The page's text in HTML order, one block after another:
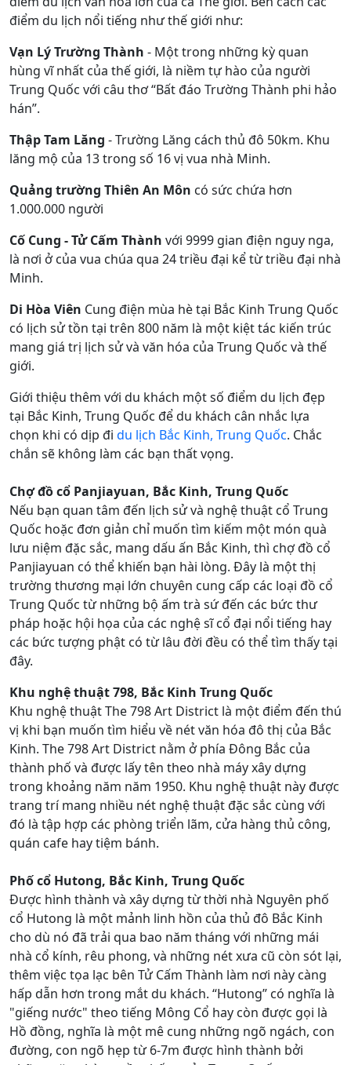
điểm du lịch nổi tiếng như thế giới như:
Vạn Lý Trường Thành - Một trong những kỳ quan
hùng vĩ nhất của thế giới, là niềm tự hào của người
Trung Quốc với câu thơ “Bất đáo Trường Thành phi hảo
hán”.
Thập Tam Lăng - Trường Lăng cách thủ đô 50km. Khu
lăng mộ của 13 trong số 16 vị vua nhà Minh.
Quảng trường Thiên An Môn có sức chứa hơn
1.000.000 người
Cố Cung - Tử Cấm Thành với 9999 gian điện nguy nga,
là nơi ở của vua chúa qua 24 triều đại kể từ triều đại nhà
Minh.
Di Hòa Viên Cung điện mùa hè tại Bắc Kinh Trung Quốc
có lịch sử tồn tại trên 800 năm là một kiệt tác kiến trúc
mang giá trị lịch sử và văn hóa của Trung Quốc và thế
giới.
Giới thiệu thêm với du khách một số điểm du lịch đẹp
tại Bắc Kinh, Trung Quốc để du khách cân nhắc lựa
chọn khi có dịp đi du lịch Bắc Kinh, Trung Quốc. Chắc
chắn sẽ không làm các bạn thất vọng.
Chợ đồ cổ Panjiayuan, Bắc Kinh, Trung Quốc
Nếu bạn quan tâm đến lịch sử và nghệ thuật cổ Trung
Quốc hoặc đơn giản chỉ muốn tìm kiếm một món quà
lưu niệm đặc sắc, mang dấu ấn Bắc Kinh, thì chợ đồ cổ
Panjiayuan có thể khiến bạn hài lòng. Đây là một thị
trường thương mại lớn chuyên cung cấp các loại đồ cổ
Trung Quốc từ những bộ ấm trà sứ đến các bức thư
pháp hoặc hội họa của các nghệ sĩ cổ đại nổi tiếng hay
các bức tượng phật có từ lâu đời đều có thể tìm thấy tại
đây.
Khu nghệ thuật 798, Bắc Kinh Trung Quốc
Khu nghệ thuật The 798 Art District là một điểm đến thú
vị khi bạn muốn tìm hiểu về nét văn hóa đô thị của Bắc
Kinh. The 798 Art District nằm ở phía Đông Bắc của
thành phố và được lấy tên theo nhà máy xây dựng
trong khoảng năm năm 1950. Khu nghệ thuật này được
trang trí mang nhiều nét nghệ thuật đặc sắc cùng với
đó là tập hợp các phòng triển lãm, cửa hàng thủ công,
quán cafe hay tiệm bánh.
Phố cổ Hutong, Bắc Kinh, Trung Quốc
Được hình thành và xây dựng từ thời nhà Nguyên phố
cổ Hutong là một mảnh linh hồn của thủ đô Bắc Kinh
cho dù nó đã trải qua bao năm tháng với những mái
nhà cổ kính, rêu phong, và những nét xưa cũ còn sót lại,
thêm việc tọa lạc bên Tử Cấm Thành làm nơi này càng
hấp dẫn hơn trong mắt du khách. “Hutong” có nghĩa là
"giếng nước" theo tiếng Mông Cổ hay còn được gọi là
Hồ đồng, nghĩa là một mê cung những ngõ ngách, con
đường, con ngõ hẹp từ 6-7m được hình thành bởi